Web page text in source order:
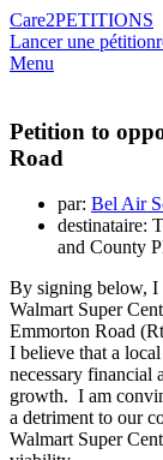
Care2PETITIONS
Lancer une pétition
Menu
Petition to
Road
par: Bel Air
destinataire:
and County
By signing below, I
Walmart Super
Emmorton Road
I believe that a
necessary financial
growth. I am
a detriment to our
Walmart Super